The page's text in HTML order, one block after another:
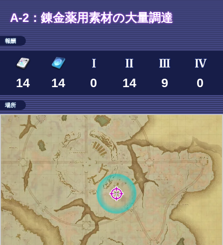
A-2：錬金薬用素材の大量調達
報酬
14 14 0 14 9 0
場所